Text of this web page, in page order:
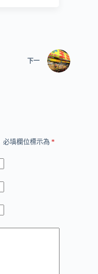
下一
必填欄位標示為 *